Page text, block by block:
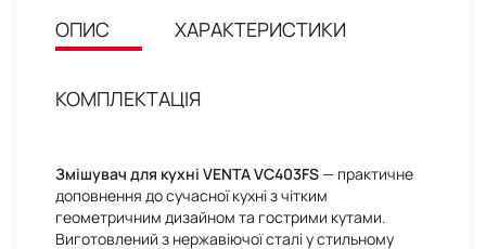
ОПИС ХАРАКТЕРИСТИКИ
КОМПЛЕКТАЦІЯ
Змішувач для кухні VENTA VC403FS— практичне
доповнення до сучасної кухні з чітким
геометричним дизайном та гострими кутами.
Виготовлений з нержавіючої сталі у стильному